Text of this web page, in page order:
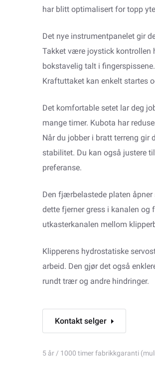
har blitt optimalisert for topp
Det nye instrumentpanelet gir
Takket være joystick kontrollen
bokstavelig talt i fingerspissene.
Kraftuttaket kan enkelt startes
Det komfortable setet lar deg
mange timer. Kubota har
Når du jobber i bratt terreng gir
stabilitet. Du kan også justere
preferanse.
Den fjærbelastede platen
dette fjerner gress i kanalen og
utkasterkanalen mellom
Klipperens hydrostatiske
arbeid. Den gjør det også
rundt trær og andre hindringer.
Kontakt selger
5 år / 1000 timer fabrikkgaranti